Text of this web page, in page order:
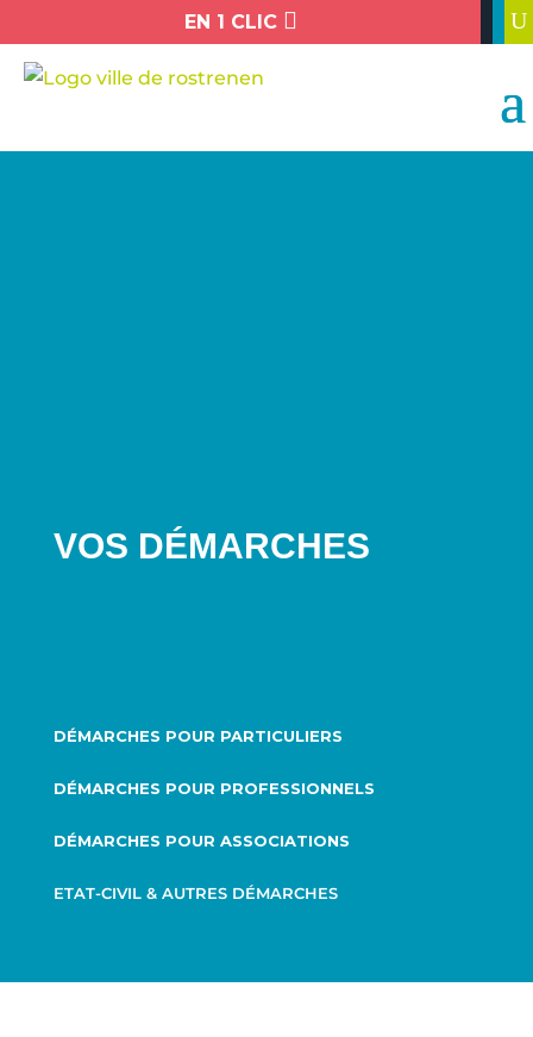
EN 1 CLIC  U
VOS DÉMARCHES
DÉMARCHES POUR PARTICULIERS
DÉMARCHES POUR PROFESSIONNELS
DÉMARCHES POUR ASSOCIATIONS
ETAT-CIVIL & AUTRES DÉMARCHES